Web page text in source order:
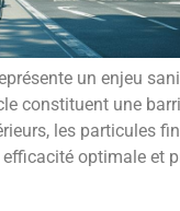
un enjeu
constituent une
les particules
optimale et